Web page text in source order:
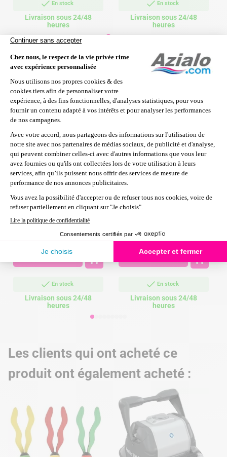
En stock
Livraison sous 24/48
heures
En stock
Livraison sous 24/48
heures
Dans la même catégorie
Licorne gonflable à
chevaucher Intex
En stock
Livraison sous 24/48
heures
Jeu de plongée balles
Prix
6,40 €
En savoir plus
En stock
Livraison sous 24/48
heures
Les clients qui ont acheté ce
produit ont également acheté :